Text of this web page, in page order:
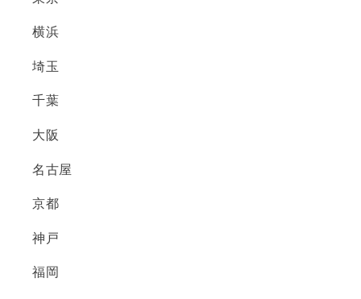
横浜
埼玉
千葉
大阪
名古屋
京都
神戸
福岡